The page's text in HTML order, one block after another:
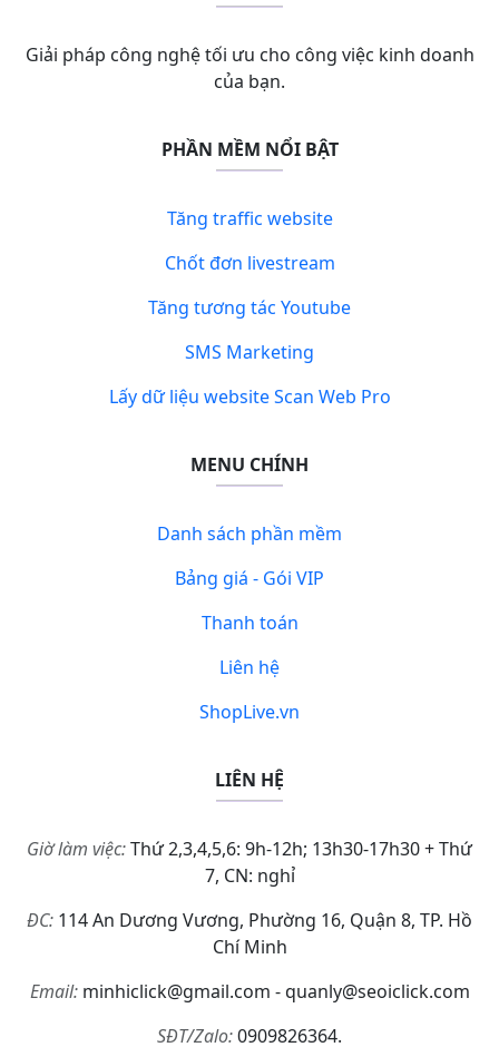
Giải pháp công nghệ tối ưu cho công việc kinh doanh
của bạn.
PHẦN MỀM NỔI BẬT
Tăng traffic website
Chốt đơn livestream
Tăng tương tác Youtube
SMS Marketing
Lấy dữ liệu website Scan Web Pro
MENU CHÍNH
Danh sách phần mềm
Bảng giá - Gói VIP
Thanh toán
Liên hệ
ShopLive.vn
LIÊN HỆ
Giờ làm việc:Thứ 2,3,4,5,6: 9h-12h; 13h30-17h30 + Thứ
7, CN: nghỉ
ĐC: 114 An Dương Vương, Phường 16, Quận 8, TP. Hồ
Chí Minh
Email:minhiclick@gmail.com - quanly@seoiclick.com
SĐT/Zalo:0909826364.